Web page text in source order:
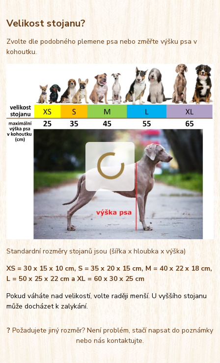
Velikost stojanu?
Zvolte dle podobného plemene psa nebo změřte výšku psa v
kohoutku.
Standardní rozměry stojanů jsou (šířka x hloubka x výška)
XS = 30 x 15 x 10 cm, S = 35 x 20 x 15 cm, M = 40 x 22 x 18 cm,
L = 50 x 25 x 22 cm a XL = 60 x 30 x 25 cm
Pokud váháte nad velikostí, volte raději menší. U vyššího stojanu
může docházet k zalykání.
? Požadujete jiný rozměr? Není problém, stačí napsat do poznámky
nebo nás kontaktujte.